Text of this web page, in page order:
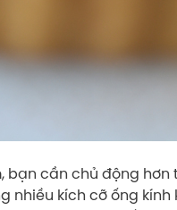
cần chủ động
kích cỡ ống kính